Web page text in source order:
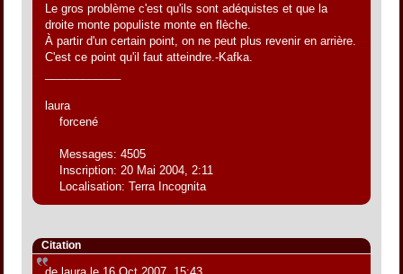
Le gros problème c'est qu'ils sont adéquistes et que la
droite monte populiste monte en flèche.
À partir d'un certain point, on ne peut plus revenir en arrière.
C'est ce point qu'il faut atteindre.-Kafka.
laura
forcené
Messages: 4505
Inscription: 20 Mai 2004, 2:11
Localisation: Terra Incognita
Citation